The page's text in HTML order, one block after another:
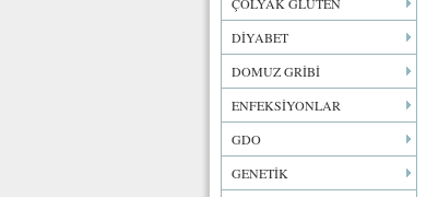
DİYABET
DOMUZ GRİBİ
ENFEKSİYONLAR
GDO
GENETİK